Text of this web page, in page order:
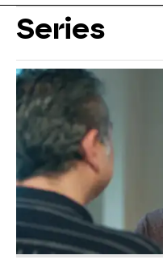
Series